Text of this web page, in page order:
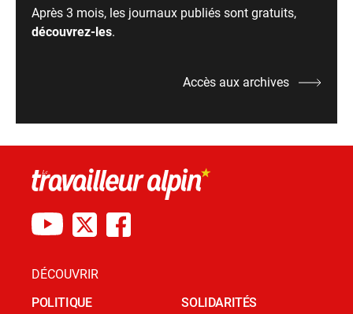
Après 3 mois, les journaux publiés sont gratuits,
découvrez-les.
Accès aux archives
DÉCOUVRIR
POLITIQUE
SOLIDARITÉS